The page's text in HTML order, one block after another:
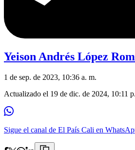
Yeison Andrés López
1 de sep. de 2023, 10:36 a. m.
Actualizado el 19 de dic. de 2024, 10:11
Sigue el canal de El País Cali en